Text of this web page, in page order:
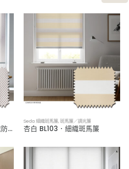
網紋卡其灰 085．PVC編織防潑水捲簾
Seda 細織斑馬簾,斑馬簾／調光簾
杏白 BL103．細織斑馬簾